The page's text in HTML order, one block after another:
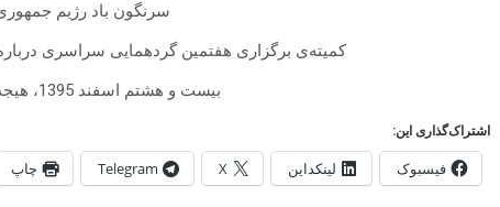
سرنگون باد رژیم
کمیته‌ی برگزاری هفتمین گردهمایی سراسری
بیست و هشتم اسفند 1395، هیجدهم مارس 2017
اشتراک‌گذاری این:
فیسبوک لینکداین X
Telegram چاپ